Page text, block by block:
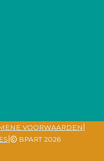
VOORWAARDEN
BPART 2026